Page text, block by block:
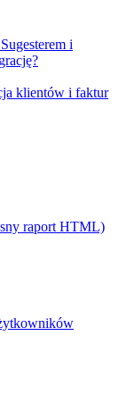
i
klientów i faktur
raport HTML)